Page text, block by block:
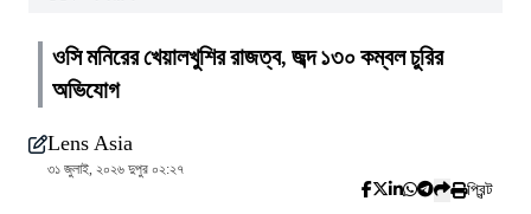
ওসি মনিরের খেয়ালখুশির রাজত্ব, জব্দ ১৩০ কম্বল চুরির
অভিযোগ
Lens Asia
৩১ জুলাই, ২০২৬ দুপুর ০২:২৭
প্রিন্ট